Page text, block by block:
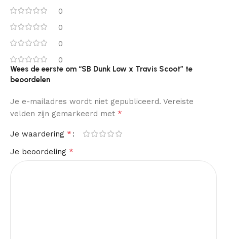
0
0
0
0
Wees de eerste om “SB Dunk Low x Travis Scoot” te
beoordelen
Je e-mailadres wordt niet gepubliceerd. Vereiste
velden zijn gemarkeerd met *
Je waardering *
Je beoordeling *